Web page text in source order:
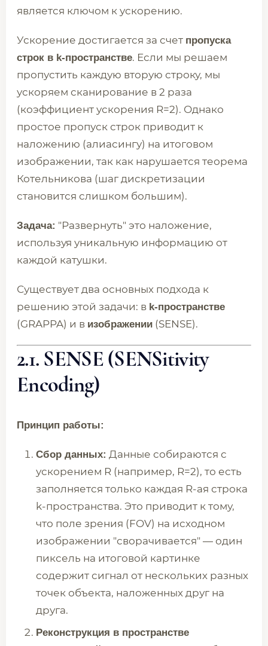
является ключом к ускорению.
Ускорение достигается за счет пропуска
строк в k-пространстве. Если мы решаем
пропустить каждую вторую строку, мы
ускоряем сканирование в 2 раза
(коэффициент ускорения R=2). Однако
простое пропуск строк приводит к
наложению (алиасингу) на итоговом
изображении, так как нарушается теорема
Котельникова (шаг дискретизации
становится слишком большим).
Задача: "Развернуть" это наложение,
используя уникальную информацию от
каждой катушки.
Существует два основных подхода к
решению этой задачи: в k-пространстве
(GRAPPA) и в изображении (SENSE).
2.1. SENSE (SENSitivity
Encoding)
Принцип работы:
Сбор данных: Данные собираются с
ускорением R (например, R=2), то есть
заполняется только каждая R-ая строка
k-пространства. Это приводит к тому,
что поле зрения (FOV) на исходном
изображении "сворачивается" — один
пиксель на итоговой картинке
содержит сигнал от нескольких разных
точек объекта, наложенных друг на
друга.
Реконструкция в пространстве